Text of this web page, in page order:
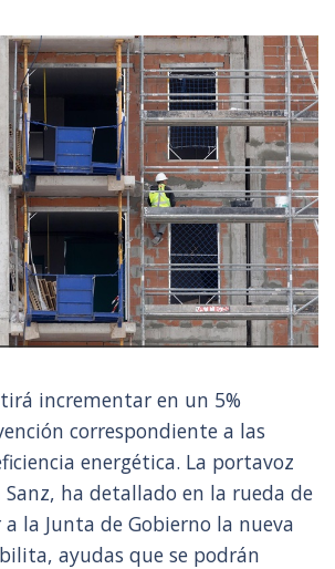
incrementar en un 5%
correspondiente a las
energética. La portavoz
ha detallado en la rueda de
la Junta de Gobierno la nueva
ayudas que se podrán